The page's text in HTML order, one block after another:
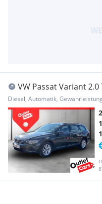
VW Passat Variant 2.0
ASSIST+CARPLAY+AHK+LM
Diesel, Automatik, Gewährleistung